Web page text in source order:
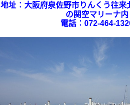
地址： 大阪府泉佐野市りんくう往
の関空マリーナ内
電話：072-464-